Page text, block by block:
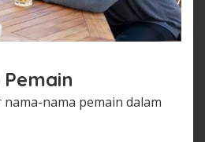
nama pemain dalam